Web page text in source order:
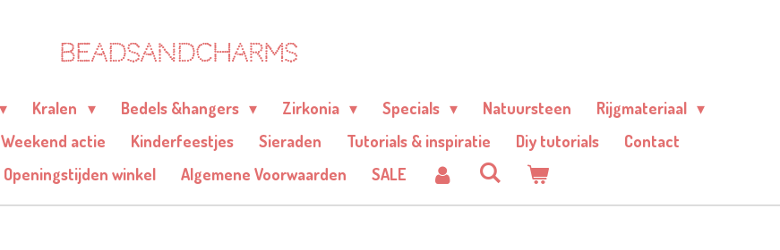
BEADSANDCHARMS
Kralen Bedels &hangers Zirkonia Specials Natuursteen
Rijgmateriaal
Weekend actie Kinderfeestjes Sieraden Tutorials & inspiratie Diy tutorials
Contact
Openingstijden winkel Algemene Voorwaarden SALE